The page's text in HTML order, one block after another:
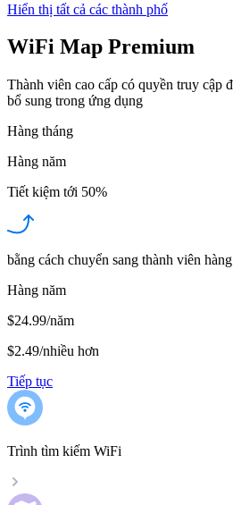
Hiển thị tất cả các thành phố
WiFi Map Premium
Thành viên cao cấp có quyền truy cập
bổ sung trong ứng dụng
Hàng tháng
Hàng năm
Tiết kiệm tới 50%
bằng cách chuyển sang thành viên
Hàng năm
$24.99/năm
$2.49/nhiều hơn
Tiếp tục
Trình tìm kiếm WiFi